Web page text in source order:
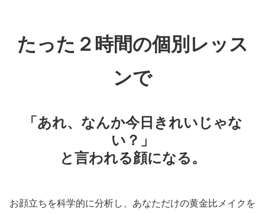
たった２時間の個別レッス
ンで
「あれ、なんか今日きれいじゃな
い？」
と言われる顔になる。
お顔立ちを科学的に分析し、 あなただけの黄金比メイク を